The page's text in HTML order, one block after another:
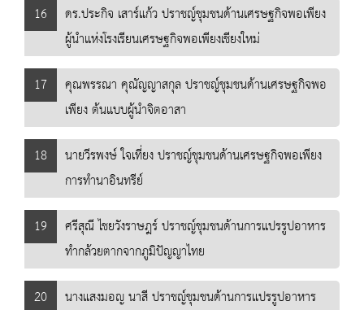
16
ดร.ประกิจ เสาร์แก้ว ปราชญ์ชุมชนด้านเศรษฐกิจพอเพียง
ผู้นำแห่งโรงเรียนเศรษฐกิจพอเพียงเชียงใหม่
17
คุณพรรณา คุณัญญาสกุล ปราชญ์ชุมชนด้านเศรษฐกิจพอ
เพียง ต้นแบบผู้นำจิตอาสา
18
นายวีรพงษ์ ใจเที่ยง ปราชญ์ชุมชนด้านเศรษฐกิจพอเพียง
การทำนาอินทรีย์
19
ศรีสุณี ไชยวังราษฎร์ ปราชญ์ชุมชนด้านการแปรรูปอาหาร
ทำกล้วยตากจากภูมิปัญญาไทย
20
นางแสงมอญ นาสี ปราชญ์ชุมชนด้านการแปรรูปอาหาร